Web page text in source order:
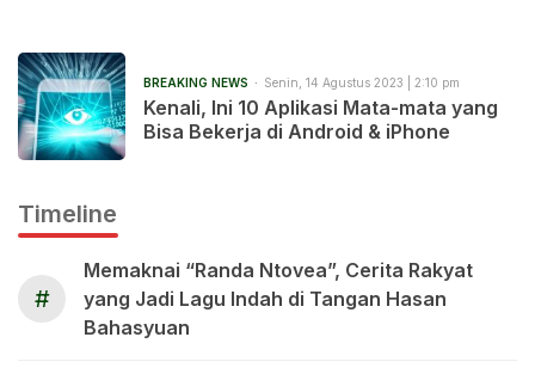
BREAKING NEWS Senin, 14 Agustus 2023 | 2:10 pm
Kenali, Ini 10 Aplikasi Mata-mata yang
Bisa Bekerja di Android & iPhone
Timeline
#
Memaknai “Randa Ntovea”, Cerita Rakyat
yang Jadi Lagu Indah di Tangan Hasan
Bahasyuan